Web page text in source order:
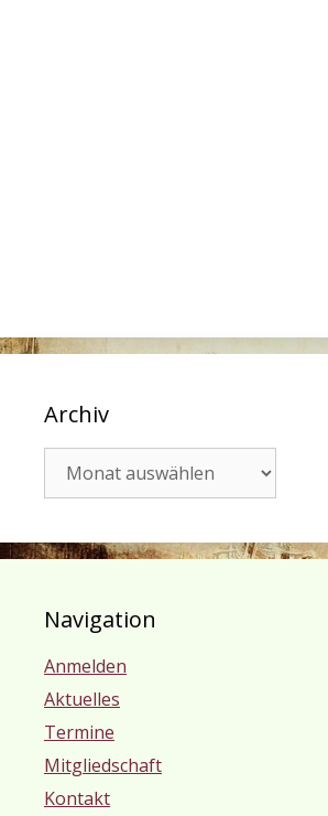
Archiv
Navigation
Anmelden
Aktuelles
Termine
Mitgliedschaft
Kontakt